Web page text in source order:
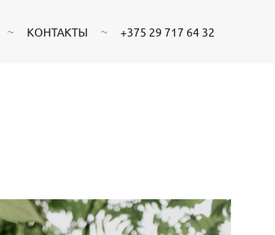
КОНТАКТЫ +375 29 717 64 32